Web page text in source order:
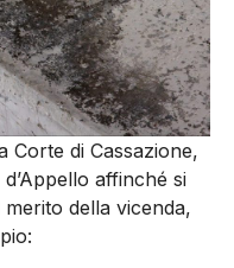
Corte di Cassazione,
affinché si
della vicenda,